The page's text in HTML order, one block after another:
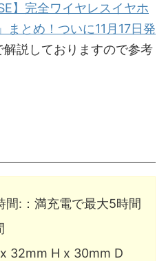
】完全ワイヤレスイヤホ
とめ！ついに11月17日発
解説しておりますので参考
間:：満充電で最大5時間
32mm H x 30mm D